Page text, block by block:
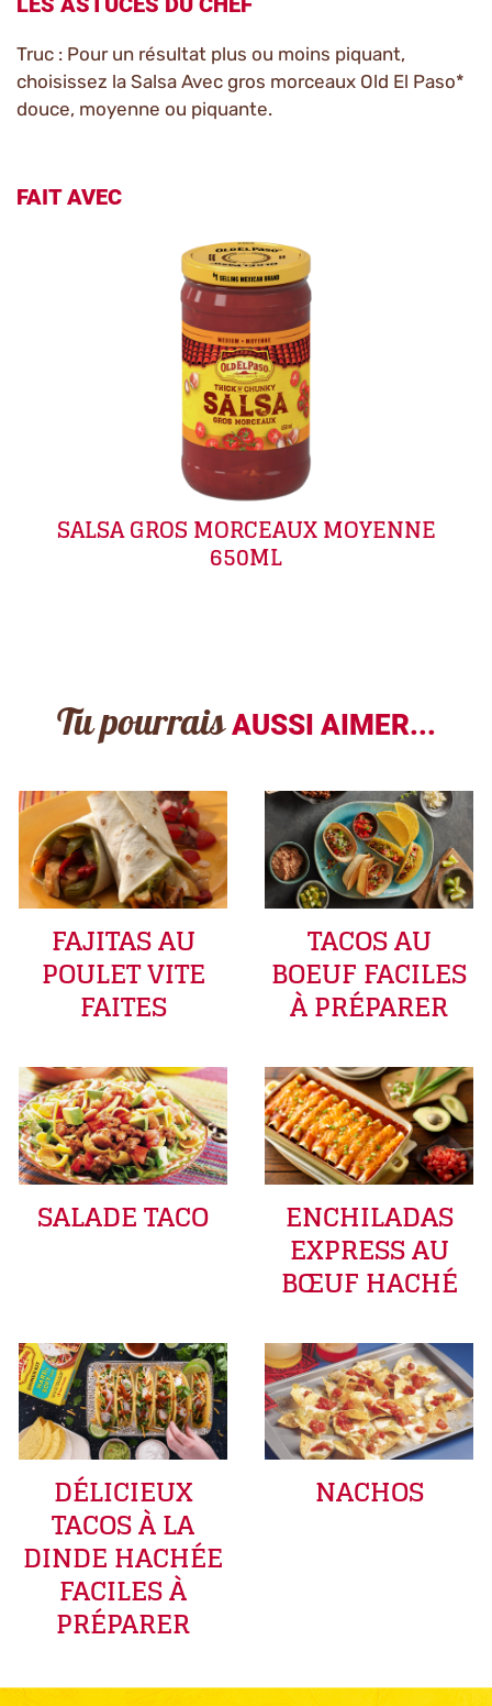
Truc : Pour un résultat plus ou moins piquant,
choisissez la Salsa Avec gros morceaux Old El Paso*
douce, moyenne ou piquante.
FAIT AVEC
SALSA GROS MORCEAUX MOYENNE
650ML
Tu pourrais AUSSI AIMER...
FAJITAS AU
POULET VITE
FAITES
TACOS AU
BOEUF FACILES
À PRÉPARER
SALADE TACO ENCHILADAS
EXPRESS AU
BŒUF HACHÉ
DÉLICIEUX
TACOS À LA
DINDE HACHÉE
FACILES À
PRÉPARER
NACHOS